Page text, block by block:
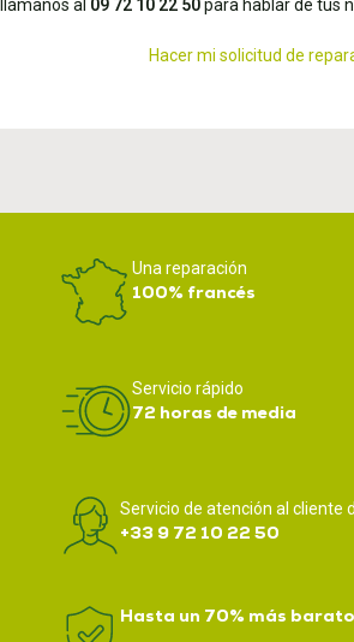
llámanos al 09 72 10 22 50para hablar de tus
Hacer mi solicitud de
Una reparación
100% francés
Servicio rápido
72 horas de media
Servicio de atención al cliente
+33 9 72 10 22 50
Hasta un 70% más barato